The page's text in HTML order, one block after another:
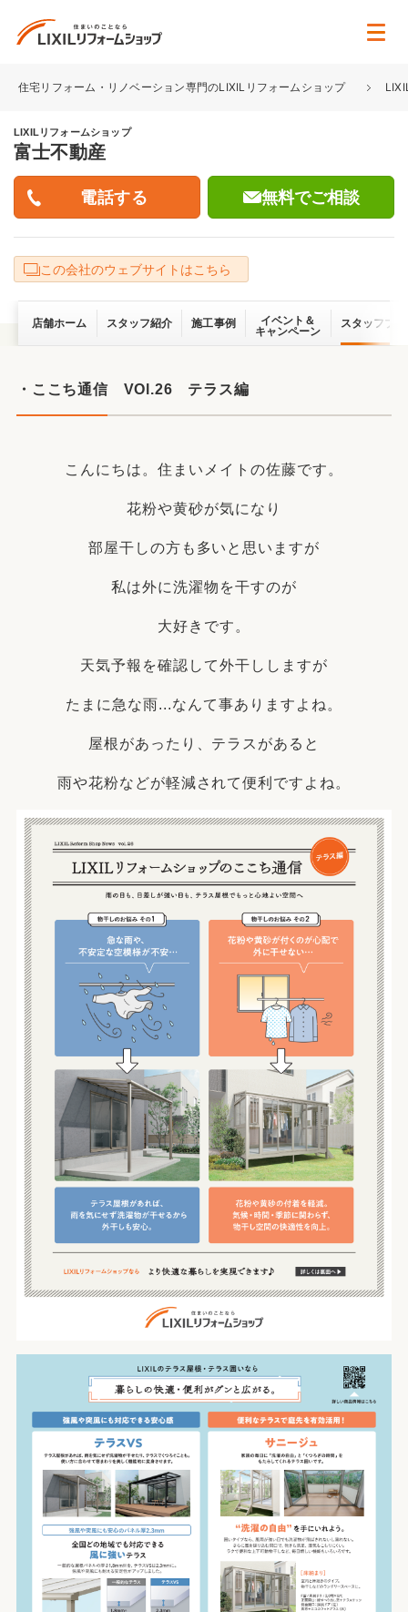
住宅リフォーム・リノベーション専門のLIXILリフォームショップ
LIXILリフォームショップ
富士不動産
無料でご相談
この会社のウェブサイトはこちら
店舗ホーム スタッフ紹介 施工事例
イベント＆
キャンペーン
スタッフブ
・ここち通信 VOl.26 テラス編
こんにちは。住まいメイトの佐藤です。
花粉や黄砂が気になり
部屋干しの方も多いと思いますが
私は外に洗濯物を干すのが
大好きです。
天気予報を確認して外干ししますが
たまに急な雨...なんて事ありますよね。
屋根があったり、テラスがあると
雨や花粉などが軽減されて便利ですよね。